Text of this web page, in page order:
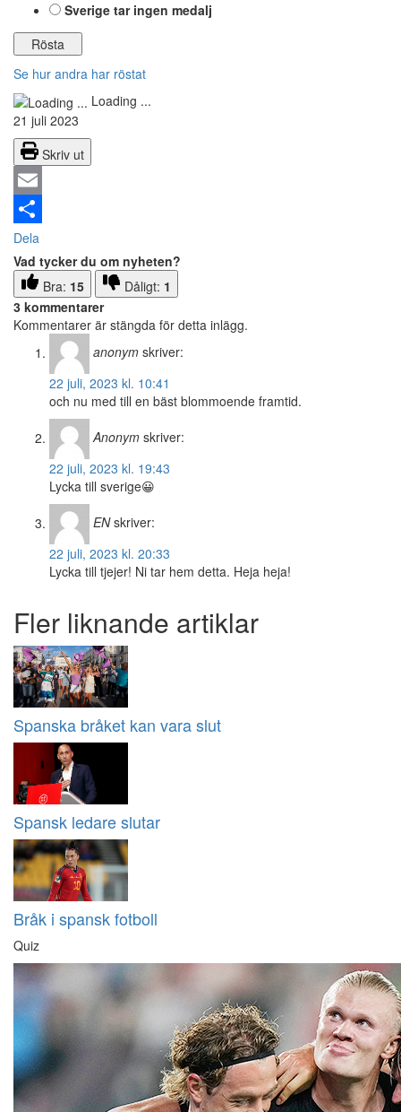
Sverige tar ingen medalj
Se hur andra har röstat
Loading ...
21 juli 2023
Skriv ut
Email
Dela
Vad tycker du om nyheten?
Bra: 15 Dåligt: 1
3 kommentarer
Kommentarer är stängda för detta inlägg.
anonym skriver:
22 juli, 2023 kl. 10:41
och nu med till en bäst blommoende framtid.
Anonym skriver:
22 juli, 2023 kl. 19:43
Lycka till sverige😀
EN skriver:
22 juli, 2023 kl. 20:33
Lycka till tjejer! Ni tar hem detta. Heja heja!
Fler liknande artiklar
Spanska bråket kan vara slut
Spansk ledare slutar
Bråk i spansk fotboll
Quiz